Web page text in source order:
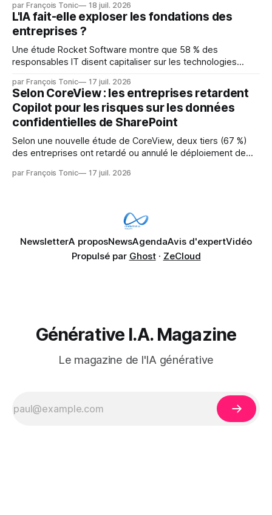
mainteneurs — irréalisable. Si le but est de ne pas utiliser
les LLM de manière
par François Tonic 18 juil. 2026
L'IA fait-elle exploser les fondations des
entreprises ?
Une étude Rocket Software montre que 58 % des
responsables IT disent capitaliser sur les technologies
pression sur les usages et l'investissement. Cette pression
révèle un écart entre l'ambition et la préparation.
par François Tonic 17 juil. 2026
Selon CoreView : les entreprises retardent
Copilot pour les risques sur les données
confidentielles de SharePoint
Selon une nouvelle étude de CoreView, deux tiers (67 %)
des entreprises ont retardé ou annulé le déploiement de
données confidentielles de SharePoint. Les trois quarts (75
par François Tonic 17 juil. 2026
NewsletterA proposNewsAgendaAvis d'expertVidéo
Propulsé par Ghost· ZeCloud
Générative I.A. Magazine
Le magazine de l'IA générative